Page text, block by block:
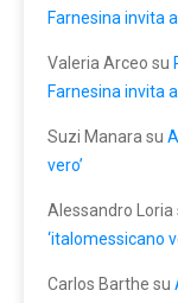
Farnesina invita
Valeria Arceo su
Farnesina invita
Suzi Manara su
vero’
Alessandro Loria
‘italomessicano
Carlos Barthe su